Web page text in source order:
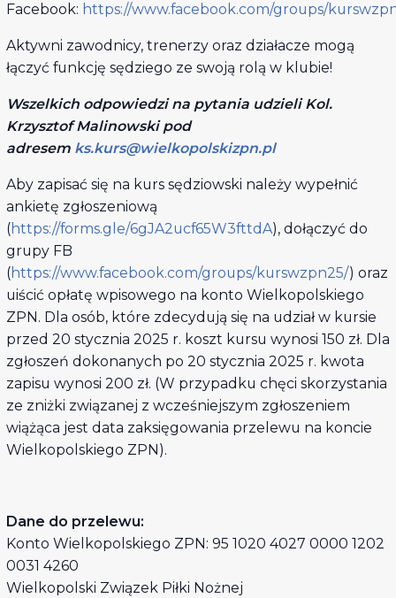
Facebook: https://www.facebook.com/groups/
Aktywni zawodnicy, trenerzy oraz działacze mogą
łączyć funkcję sędziego ze swoją rolą w klubie!
Wszelkich odpowiedzi na pytania udzieli Kol.
Krzysztof Malinowski pod
adresem ks.kurs@wielkopolskizpn.pl
Aby zapisać się na kurs sędziowski należy wypełnić
ankietę zgłoszeniową
(https://forms.gle/6gJA2ucf65W3fttdA), dołączyć do
grupy FB
(https://www.facebook.com/groups/kurswzpn25/) oraz
uiścić opłatę wpisowego na konto Wielkopolskiego
ZPN. Dla osób, które zdecydują się na udział w kursie
przed 20 stycznia 2025 r. koszt kursu wynosi 150 zł. Dla
zgłoszeń dokonanych po 20 stycznia 2025 r. kwota
zapisu wynosi 200 zł. (W przypadku chęci skorzystania
ze zniżki związanej z wcześniejszym zgłoszeniem
wiążąca jest data zaksięgowania przelewu na koncie
Wielkopolskiego ZPN).
Dane do przelewu:
Konto Wielkopolskiego ZPN: 95 1020 4027 0000 1202
0031 4260
Wielkopolski Związek Piłki Nożnej